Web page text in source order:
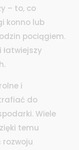
– to, co
konno lub
pociągiem.
łatwiejszy
i
do
Wiele
temu
rozwoju